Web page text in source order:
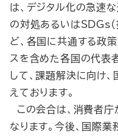
は、デジタル化の急速
の対処あるいはSDGs
ど、各国に共通する政
スを含めた各国の代表
して、課題解決に向け
えております。
この会合は、消費者庁
なります。今後、国際